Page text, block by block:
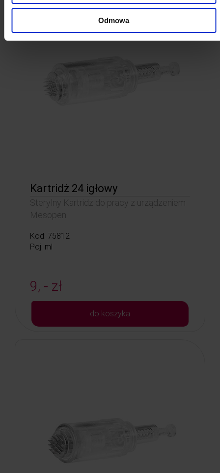
Odmowa
Kartridż 24 igłowy
Sterylny Kartridż do pracy z urządzeniem
Mesopen
Kod: 75812
Poj: ml
9, - zł
do koszyka